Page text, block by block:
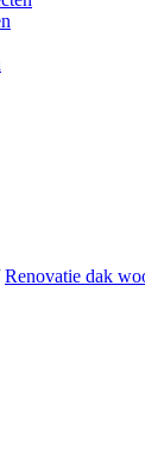
Renovatie dak